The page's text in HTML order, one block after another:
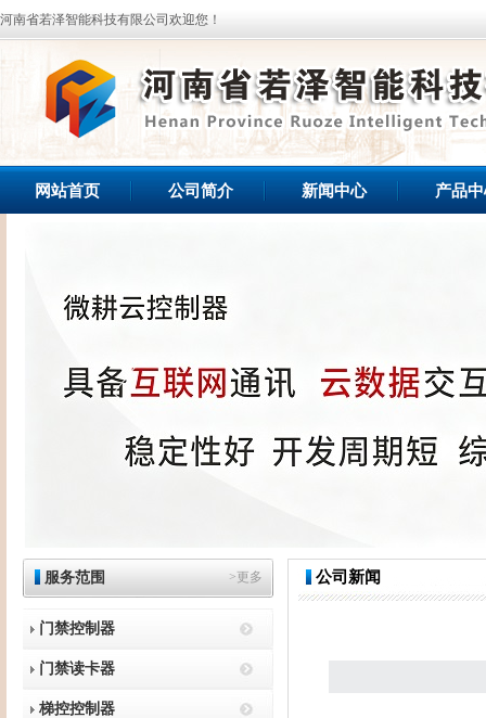
河南省若泽智能科技有限公司欢迎您！
网站首页 公司简介 新闻中心 产品
服务范围 >更多
门禁控制器
门禁读卡器
梯控控制器
公司新闻